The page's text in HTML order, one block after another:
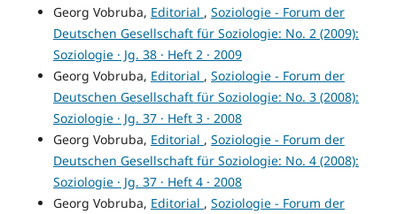
Georg Vobruba, Editorial , Soziologie - Forum der
Deutschen Gesellschaft für Soziologie: No. 2 (2009):
Soziologie · Jg. 38 · Heft 2 · 2009
Georg Vobruba, Editorial , Soziologie - Forum der
Deutschen Gesellschaft für Soziologie: No. 3 (2008):
Soziologie · Jg. 37 · Heft 3 · 2008
Georg Vobruba, Editorial , Soziologie - Forum der
Deutschen Gesellschaft für Soziologie: No. 4 (2008):
Soziologie · Jg. 37 · Heft 4 · 2008
Georg Vobruba, Editorial , Soziologie - Forum der